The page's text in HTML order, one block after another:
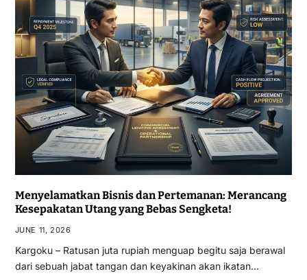
Menyelamatkan Bisnis dan Pertemanan: Merancang
Kesepakatan Utang yang Bebas Sengketa!
JUNE 11, 2026
Kargoku – Ratusan juta rupiah menguap begitu saja berawal
dari sebuah jabat tangan dan keyakinan akan ikatan…